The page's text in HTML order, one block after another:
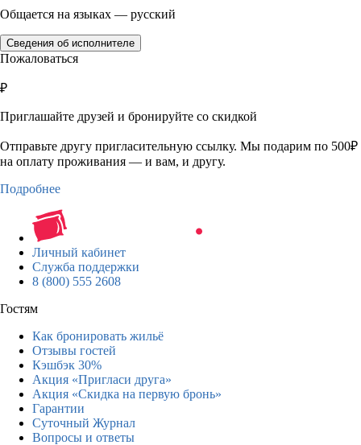
Общается на языках — русский
Сведения об исполнителе
Пожаловаться
₽
Приглашайте друзей и бронируйте со скидкой
Отправьте другу пригласительную ссылку. Мы подарим по 500₽
на оплату проживания — и вам, и другу.
Подробнее
Личный кабинет
Служба поддержки
8 (800) 555 2608
Гостям
Как бронировать жильё
Отзывы гостей
Кэшбэк 30%
Акция «Пригласи друга»
Акция «Скидка на первую бронь»
Гарантии
Суточный Журнал
Вопросы и ответы